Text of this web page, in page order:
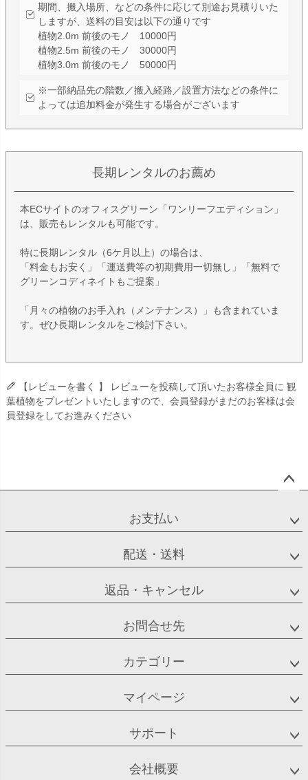
期間、搬入場所、などの条件に応じて別途お見積りいた
しますが、送料の目安は以下の通りです
植物2.0m 前後のモノ 10000円
植物2.5m 前後のモノ 30000円
植物3.0m 前後のモノ 50000円
※一部納品先の階数／搬入経路／設置方法などの条件に
よっては追加料金が発生する場合がございます
長期レンタルのお薦め
本ECサイトのオフィスグリーン「ワンリーフエディション」
は、販売もレンタルも可能です。
特に長期レンタル（6ケ月以上）の場合は、
「料金もお安く」「運送費等の初期費用一切無し」「無料で
グリーンコディネイトもご提案」
「月々の植物のお手入れ（メンテナンス）」も含まれていま
す。ぜひ長期レンタルをご検討下さい。
【レビューを書く 】 レビューを投稿して頂いたお客様全員に 観
葉植物をプレゼントいたしますので、会員登録がまだのお客様は会
員登録をしてお進みください
ップ
お支払い
配送・送料
返品・キャンセル
お問合せ先
カテゴリー
マイページ
サポート
会社概要